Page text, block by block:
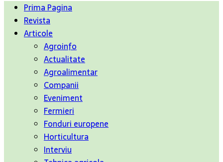
Prima Pagina
Revista
Articole
Agroinfo
Actualitate
Agroalimentar
Companii
Eveniment
Fermieri
Fonduri europene
Horticultura
Interviu